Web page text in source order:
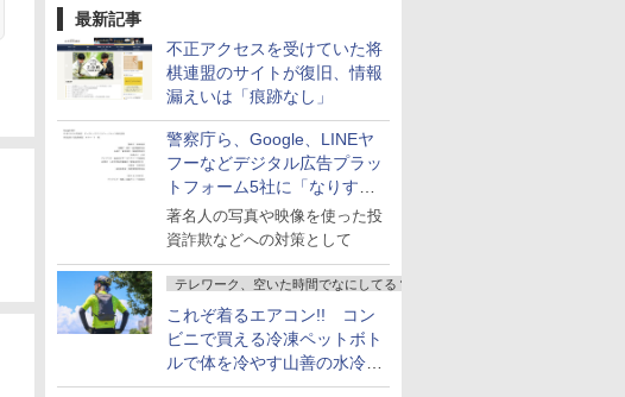
最新記事
不正アクセスを受けていた将
棋連盟のサイトが復旧、情報
漏えいは「痕跡なし」
警察庁ら、Google、LINEヤ
フーなどデジタル広告プラッ
トフォーム5社に「なりすま
し詐欺広告」対策強化を要請
著名人の写真や映像を使った投
資詐欺などへの対策として
テレワーク、空いた時間でなにしてる？
これぞ着るエアコン!! コン
ビニで買える冷凍ペットボト
ルで体を冷やす山善の水冷ベ
ストがロードバイクにちょう